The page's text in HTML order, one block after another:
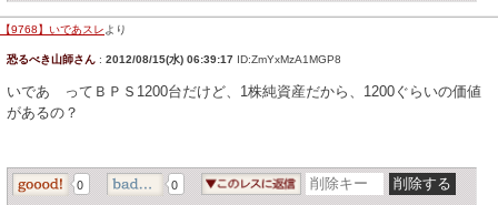
【9768】いであスレ より
恐るべき山師さん : 2012/08/15(水) 06:39:17 ID:ZmYxMzA1MGP8
いであ ってＢＰＳ1200台だけど、1株純資産だから、1200ぐらいの価値
があるの？
0 0